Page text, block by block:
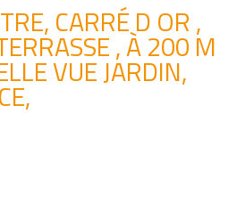
CARRÉ D OR ,
, À 200 M
VUE JARDIN,